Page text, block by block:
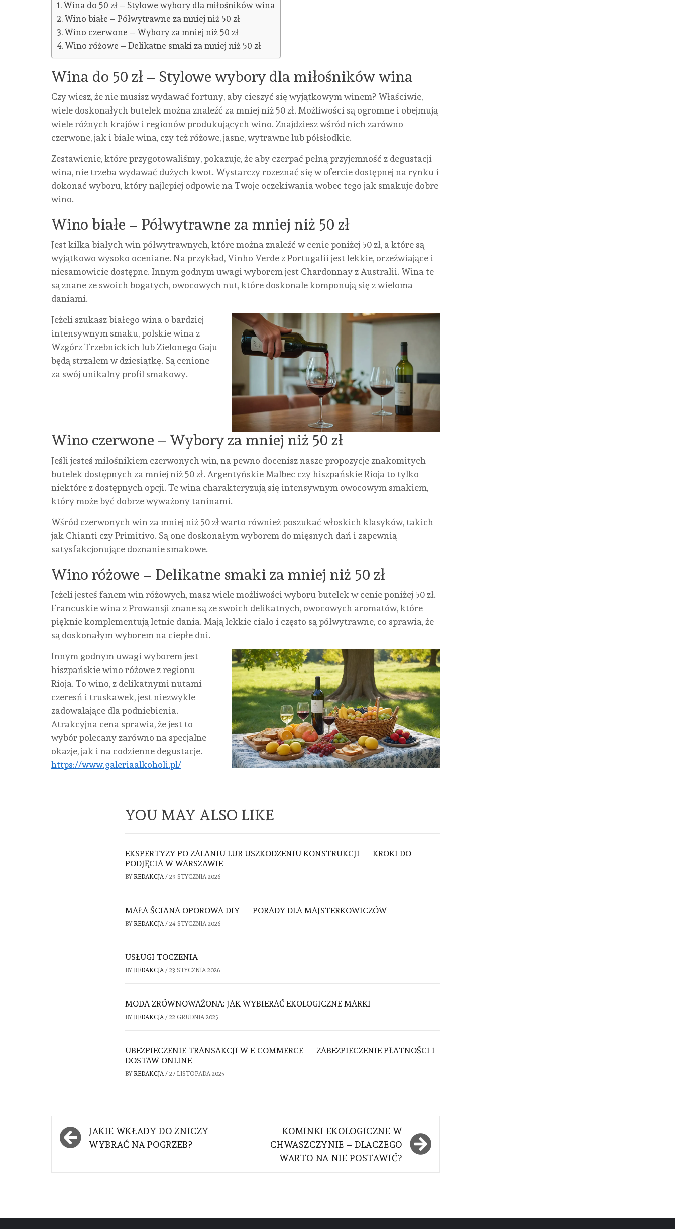
Wina do 50 zł – Stylowe wybory dla miłośników wina
Wino białe – Półwytrawne za mniej niż 50 zł
Wino czerwone – Wybory za mniej niż 50 zł
Wino różowe – Delikatne smaki za mniej niż 50 zł
Wina do 50 zł – Stylowe wybory dla miłośników wina
Czy wiesz, że nie musisz wydawać fortuny, aby cieszyć się wyjątkowym winem? Właściwie,
wiele doskonałych butelek można znaleźć za mniej niż 50 zł. Możliwości są ogromne i obejmują
wiele różnych krajów i regionów produkujących wino. Znajdziesz wśród nich zarówno
czerwone, jak i białe wina, czy też różowe, jasne, wytrawne lub półsłodkie.
Zestawienie, które przygotowaliśmy, pokazuje, że aby czerpać pełną przyjemność z degustacji
wina, nie trzeba wydawać dużych kwot. Wystarczy rozeznać się w ofercie dostępnej na rynku i
dokonać wyboru, który najlepiej odpowie na Twoje oczekiwania wobec tego jak smakuje dobre
wino.
Wino białe – Półwytrawne za mniej niż 50 zł
Jest kilka białych win półwytrawnych, które można znaleźć w cenie poniżej 50 zł, a które są
wyjątkowo wysoko oceniane. Na przykład, Vinho Verde z Portugalii jest lekkie, orzeźwiające i
niesamowicie dostępne. Innym godnym uwagi wyborem jest Chardonnay z Australii. Wina te
są znane ze swoich bogatych, owocowych nut, które doskonale komponują się z wieloma
daniami.
Jeżeli szukasz białego wina o bardziej
intensywnym smaku, polskie wina z
Wzgórz Trzebnickich lub Zielonego Gaju
będą strzałem w dziesiątkę. Są cenione
za swój unikalny profil smakowy.
Wino czerwone – Wybory za mniej niż 50 zł
Jeśli jesteś miłośnikiem czerwonych win, na pewno docenisz nasze propozycje znakomitych
butelek dostępnych za mniej niż 50 zł. Argentyńskie Malbec czy hiszpańskie Rioja to tylko
niektóre z dostępnych opcji. Te wina charakteryzują się intensywnym owocowym smakiem,
który może być dobrze wyważony taninami.
Wśród czerwonych win za mniej niż 50 zł warto również poszukać włoskich klasyków, takich
jak Chianti czy Primitivo. Są one doskonałym wyborem do mięsnych dań i zapewnią
satysfakcjonujące doznanie smakowe.
Wino różowe – Delikatne smaki za mniej niż 50 zł
Jeżeli jesteś fanem win różowych, masz wiele możliwości wyboru butelek w cenie poniżej 50 zł.
Francuskie wina z Prowansji znane są ze swoich delikatnych, owocowych aromatów, które
pięknie komplementują letnie dania. Mają lekkie ciało i często są półwytrawne, co sprawia, że
są doskonałym wyborem na ciepłe dni.
Innym godnym uwagi wyborem jest
hiszpańskie wino różowe z regionu
Rioja. To wino, z delikatnymi nutami
czeresń i truskawek, jest niezwykle
zadowalające dla podniebienia.
Atrakcyjna cena sprawia, że jest to
wybór polecany zarówno na specjalne
okazje, jak i na codzienne degustacje.
https://www.galeriaalkoholi.pl/
YOU MAY ALSO LIKE
EKSPERTYZY PO ZALANIU LUB USZKODZENIU KONSTRUKCJI — KROKI DO
PODJĘCIA W WARSZAWIE
BY REDAKCJA/ 29 STYCZNIA 2026
MAŁA ŚCIANA OPOROWA DIY — PORADY DLA MAJSTERKOWICZÓW
BY REDAKCJA/ 24 STYCZNIA 2026
USŁUGI TOCZENIA
BY REDAKCJA/ 23 STYCZNIA 2026
MODA ZRÓWNOWAŻONA: JAK WYBIERAĆ EKOLOGICZNE MARKI
BY REDAKCJA/ 22 GRUDNIA 2025
UBEZPIECZENIE TRANSAKCJI W E-COMMERCE — ZABEZPIECZENIE PŁATNOŚCI I
DOSTAW ONLINE
BY REDAKCJA/ 27 LISTOPADA 2025
Nawigacja
wpisu
JAKIE WKŁADY DO ZNICZY
WYBRAĆ NA POGRZEB?
KOMINKI EKOLOGICZNE W
CHWASZCZYNIE – DLACZEGO
WARTO NA NIE POSTAWIĆ?